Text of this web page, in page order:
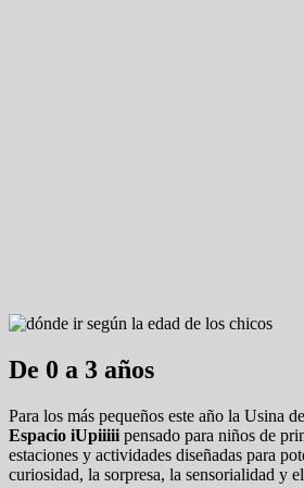
De 0 a 3 años
Para los más pequeños este año la Usina
Espacio iUpiiiii pensado para niños de
estaciones y actividades diseñadas para
curiosidad, la sorpresa, la sensorialidad y